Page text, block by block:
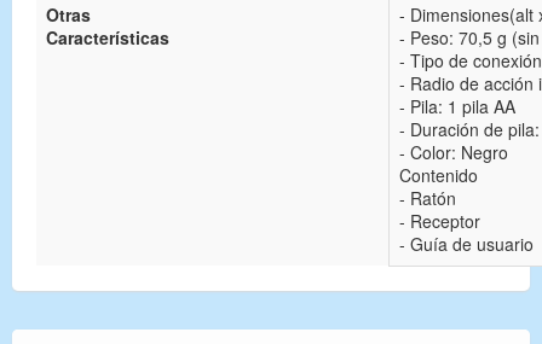
Otras
Características
- Dimensiones(alt
- Peso: 70,5 g
- Tipo de
- Radio de acción
- Pila: 1 pila AA
- Duración de
- Color: Negro
Contenido
- Ratón
- Receptor
- Guía de usuario